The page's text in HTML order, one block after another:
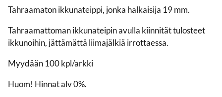
Tahraamaton ikkunateippi, jonka halkaisija 19 mm.
Tahraamattoman ikkunateipin avulla kiinnität tulosteet
ikkunoihin, jättämättä liimajälkiä irrottaessa.
Myydään 100 kpl/arkki
Huom! Hinnat alv 0%.